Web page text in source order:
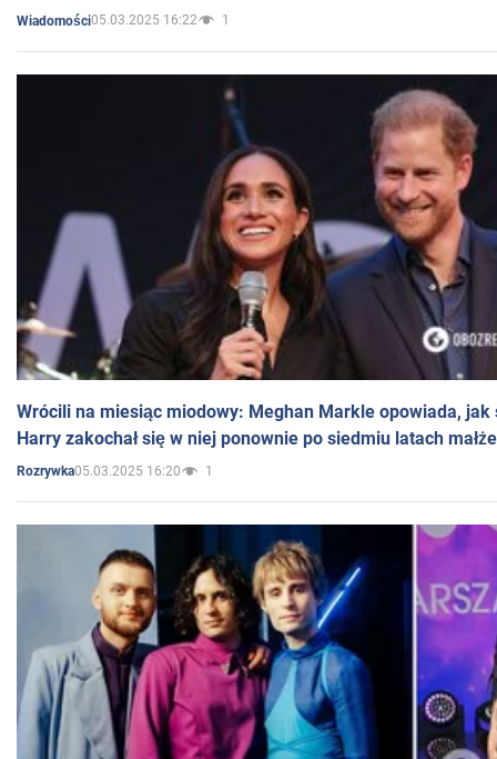
Wiadomości05.03.2025 16:22 1
Wrócili na miesiąc miodowy: Meghan Markle opowiada, jak
Harry zakochał się w niej ponownie po siedmiu latach
Rozrywka05.03.2025 16:20 1